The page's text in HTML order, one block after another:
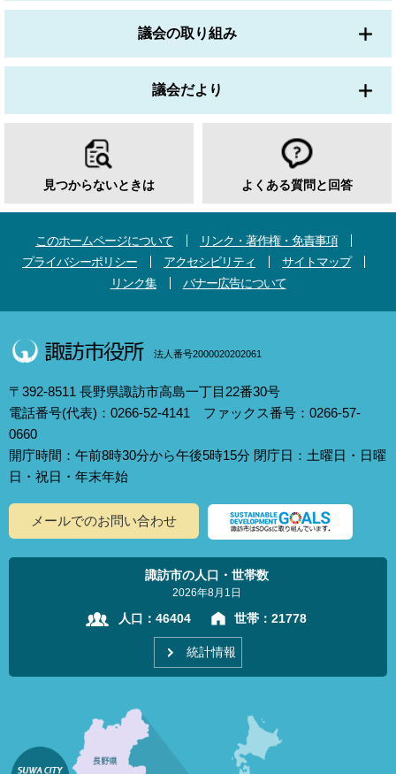
議会の取り組み
議会だより
見つからないときは よくある質問と回答
このホームページについて
リンク・著作権・免責事項
プライバシーポリシー
アクセシビリティ
サイトマップ
リンク集
バナー広告について
法人番号2000020202061
〒392-8511 長野県諏訪市高島一丁目22番30号
電話番号(代表)：0266-52-4141 ファックス番号：0266-57-
0660
開庁時間：午前8時30分から午後5時15分 閉庁日：土曜日・日曜
日・祝日・年末年始
メールでのお問い合わせ
諏訪市の人口・世帯数
2026年8月1日
人口： 46404 世帯： 21778
統計情報